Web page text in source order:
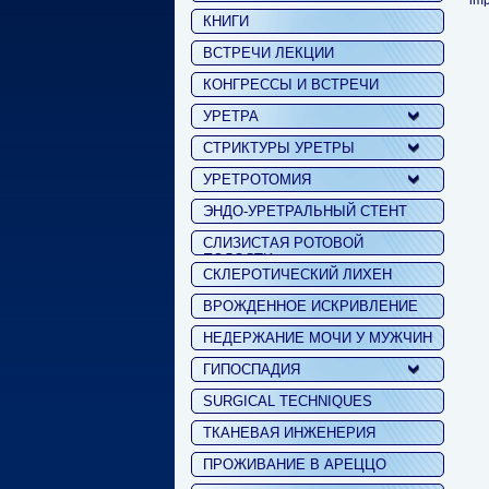
КНИГИ
ВСТРЕЧИ ЛЕКЦИИ
КОНГРЕССЫ И ВСТРЕЧИ
УРЕТРА
СТРИКТУРЫ УРЕТРЫ
УРЕТРОТОМИЯ
ЭНДО-УРЕТРАЛЬНЫЙ СТЕНТ
СЛИЗИСТАЯ РОТОВОЙ
ПОЛОСТИ
СКЛЕРОТИЧЕСКИЙ ЛИХЕН
ВРОЖДЕННОЕ ИСКРИВЛЕНИЕ
НЕДЕРЖАНИЕ МОЧИ У МУЖЧИН
ГИПОСПАДИЯ
SURGICAL TECHNIQUES
ТКАНЕВАЯ ИНЖЕНЕРИЯ
ПРОЖИВАНИЕ В АРЕЦЦО